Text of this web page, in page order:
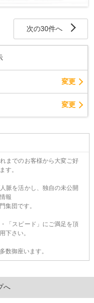
次の30件へ
変更
変更
までのお客様から大変ご好
す。
脈を活かし、独自の未公開
報
集団です。
「スピード」にご満足を頂
下さい。
御座います。
へ